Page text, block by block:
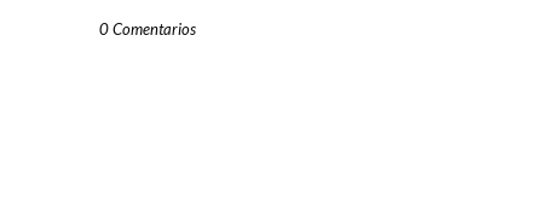
0 Comentarios